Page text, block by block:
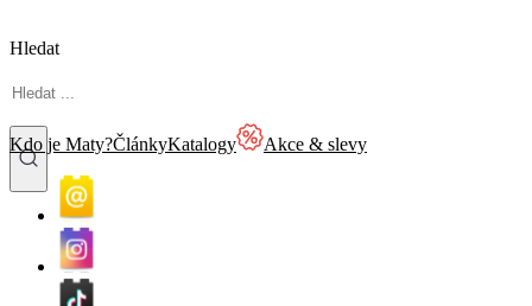
Hledat
Kdo je Maty?ČlánkyKatalogy Akce & slevy